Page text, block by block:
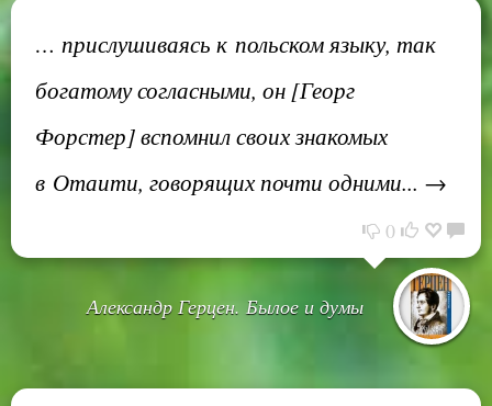
… прислушиваясь к польском языку, так
богатому согласными, он [Георг
Форстер] вспомнил своих знакомых
в Отаити, говорящих почти одними... →
0
Александр Герцен. Былое и думы